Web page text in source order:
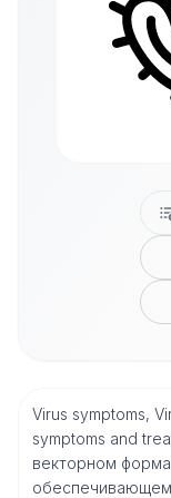
Virus symptoms,
symptoms and
векторном